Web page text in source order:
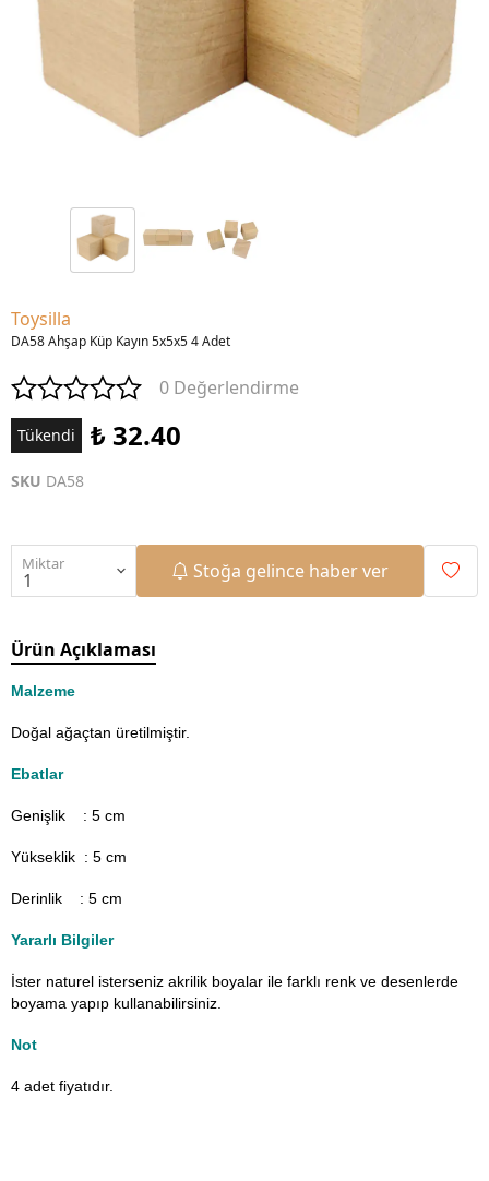
Toysilla
DA58 Ahşap Küp Kayın 5x5x5 4 Adet
0 Değerlendirme
Tükendi ₺ 32.40
SKU DA58
Miktar Stoğa gelince haber ver
Ürün Açıklaması
Malzeme
Doğal ağaçtan üretilmiştir.
Ebatlar
Genişlik : 5 cm
Yükseklik : 5 cm
Derinlik : 5 cm
Yararlı Bilgiler
İster naturel isterseniz akrilik boyalar ile farklı renk ve desenlerde
boyama yapıp kullanabilirsiniz.
Not
4 adet fiyatıdır.